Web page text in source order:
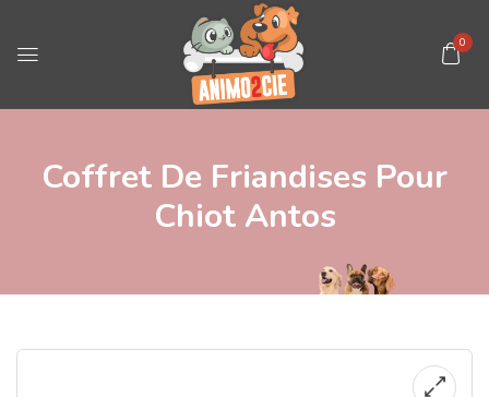
0
Coffret De Friandises Pour
Chiot Antos